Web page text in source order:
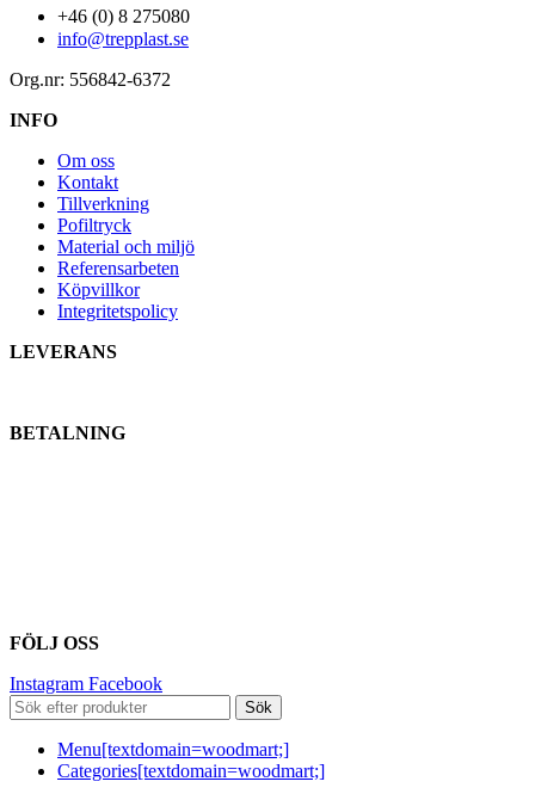
+46 (0) 8 275080
info@trepplast.se
Org.nr: 556842-6372
INFO
Om oss
Kontakt
Tillverkning
Pofiltryck
Material och miljö
Referensarbeten
Köpvillkor
Integritetspolicy
LEVERANS
BETALNING
FÖLJ OSS
Instagram Facebook
Sök
Menu[textdomain=woodmart;]
Categories[textdomain=woodmart;]